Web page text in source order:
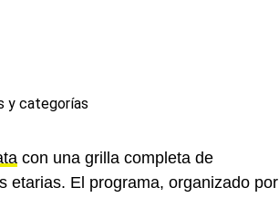
con una grilla completa de
etarias. El programa, organizado por